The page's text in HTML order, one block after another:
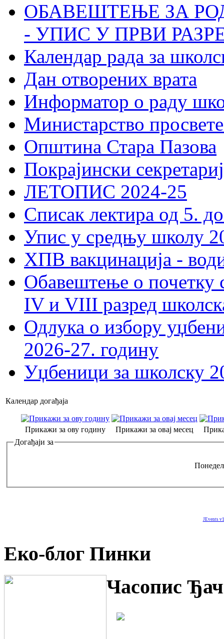
ОБАВЕШТЕЊЕ ЗА
- УПИС У ПРВИ
Календар рада за
Дан отворених врата
Информатор о раду
Министарство
Општина Стара Пазова
Покрајински
ЛЕТОПИС 2024-25
Списак лектира од 5.
Упис у средњу школу
ХПВ вакцинација -
Обавештење о почетку
IV и VIII разред
Одлука о избору
2026-27. годину
Уџбеници за школску
Календар догађаја
Прикажи за ову годину Прикажи за овај месец
Догађаји за
JEvents
Еко-блог Пинки
Часопис